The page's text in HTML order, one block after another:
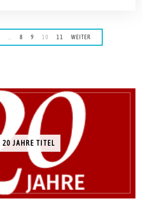
… 8 9 10 11 WEITER
20 JAHRE TITEL